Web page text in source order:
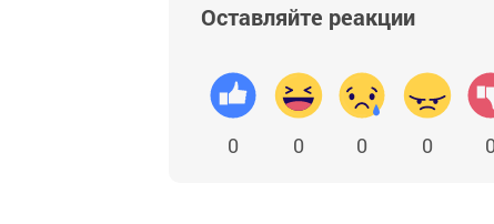
Оставляйте реакции
0 0 0 0 0